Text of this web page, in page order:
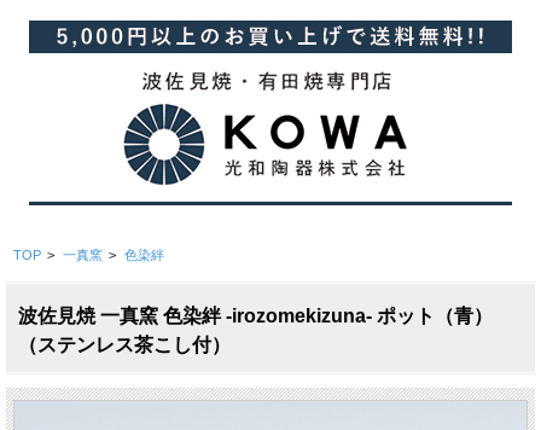
TOP > 一真窯 > 色染絆
波佐見焼 一真窯 色染絆 -irozomekizuna- ポット（青）
（ステンレス茶こし付）